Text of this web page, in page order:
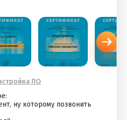
ПО
ну которому позвонить